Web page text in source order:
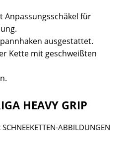
Anpassungsschäkel für
ausgestattet.
Kette mit geschweißten
HEAVY GRIP
ABBILDUNGEN